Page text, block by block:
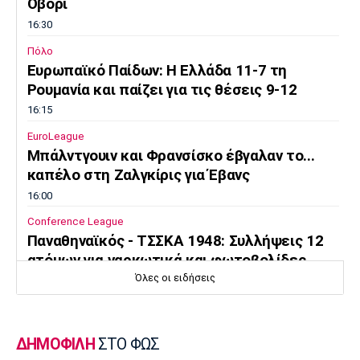
Cine Spot
Media
Παρασκήνιο
Ιωνικός Κηφισιά Πανσερραϊκός
Μπαρτσελόνα
Ρεάλ
Ατλέτικο
Τσέλσι
Οβόρι
16:30
Πόλο
Ευρωπαϊκό Παίδων: Η Ελλάδα 11-7 τη
Ρουμανία και παίζει για τις θέσεις 9-12
16:15
EuroLeague
Μπάλντγουιν και Φρανσίσκο έβγαλαν το...
καπέλο στη Ζαλγκίρις για Έβανς
16:00
Conference League
Παναθηναϊκός - ΤΣΣΚΑ 1948: Συλλήψεις 12
ατόμων για ναρκωτικά και φωτοβολίδες
15:30
Όλες οι ειδήσεις
ΔΗΜΟΦΙΛΗ ΣΤΟ ΦΩΣ